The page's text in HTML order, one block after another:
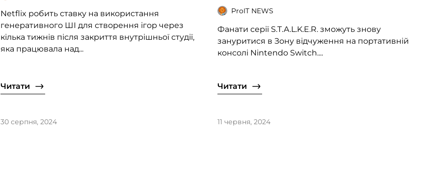
Netflix робить ставку на використання
генеративного ШІ для створення ігор через
кілька тижнів після закриття внутрішньої студії,
яка працювала над...
Читати
ProIT NEWS
Фанати серії S.T.A.L.K.E.R. зможуть знову
зануритися в Зону відчуження на портативній
консолі Nintendo Switch....
Читати
30 серпня, 2024 11 червня, 2024